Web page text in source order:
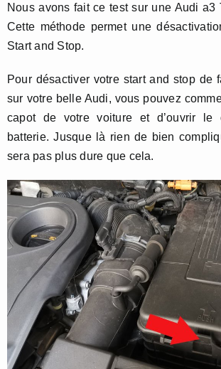
Nous avons fait ce test sur une Audi a3
Cette méthode permet une
Start and Stop.
Pour désactiver votre start and stop de
sur votre belle Audi, vous pouvez
capot de votre voiture et d’ouvrir le
batterie. Jusque là rien de bien
sera pas plus dure que cela.